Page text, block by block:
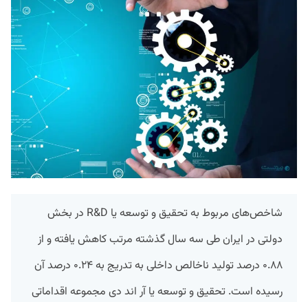
شاخص‌های مربوط به تحقیق و توسعه یا R&D در بخش‌
دولتی در ایران طی سه سال گذشته مرتب کاهش یافته و از
۰.۸۸ درصد تولید ناخالص داخلی به تدریج به ۰.۲۴ درصد آن
رسیده است. تحقیق و توسعه یا آر اند دی مجموعه اقداماتی